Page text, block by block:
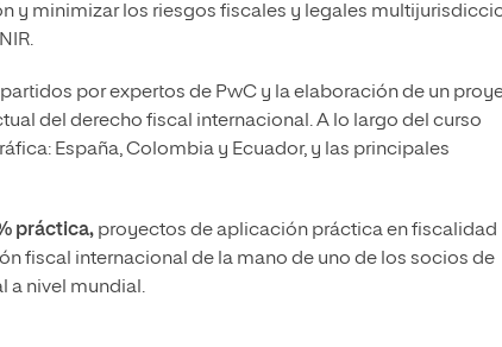
y minimizar los riesgos fiscales y legales
por expertos de PwC y la elaboración de un
del derecho fiscal internacional. A lo largo del curso
España, Colombia y Ecuador, y las principales
práctica, proyectos de aplicación práctica en fiscalidad
fiscal internacional de la mano de uno de los socios de
a nivel mundial.